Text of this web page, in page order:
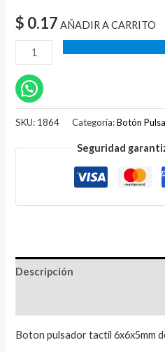
$ 0.17 AÑADIR A CARRITO
SKU: 1864 Categoría:Botón
Seguridad
Descripción
Boton pulsador tactil 6x6x5mm